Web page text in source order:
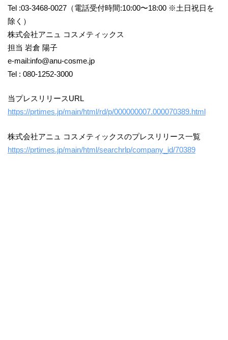
Tel :03-3468-0027（電話受付時間:10:00〜18:00 ※土日祝日を
除く）
株式会社アニュ コスメティックス
担当 岩倉 陽子
e-mail:info@anu-cosme.jp
Tel : 080-1252-3000
当プレスリリースURL
https://prtimes.jp/main/html/rd/p/000000007.000070389.html
株式会社アニュ コスメティックスのプレスリリース一覧
https://prtimes.jp/main/html/searchrlp/company_id/70389